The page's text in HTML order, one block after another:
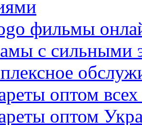
фильмы
с сильными
оптом
оптом